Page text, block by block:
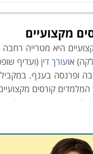
מקצועיים
היא מטרייה
אועורך דין (ועדיף
ופרנסה בענף.
קורסים
הוא הגורם
פקידי בנק,צלמים